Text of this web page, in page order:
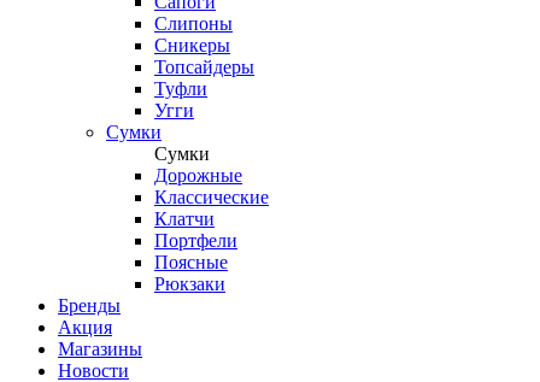
Слипоны
Сникеры
Топсайдеры
Туфли
Угги
Сумки
Сумки
Дорожные
Классические
Клатчи
Портфели
Поясные
Рюкзаки
Бренды
Акция
Магазины
Новости